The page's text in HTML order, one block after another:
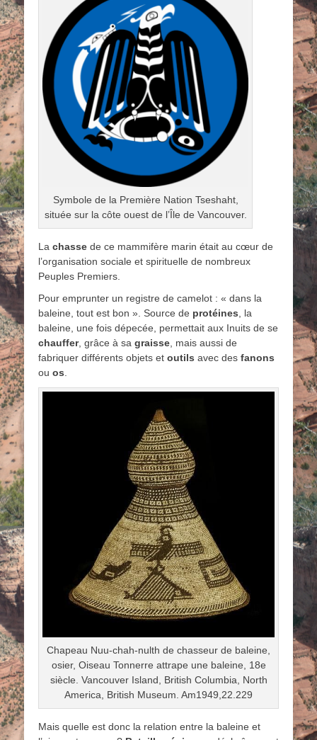
Symbole de la Première Nation Tseshaht,
située sur la côte ouest de l’Île de Vancouver.
La chasse de ce mammifère marin était au cœur de
l’organisation sociale et spirituelle de nombreux
Peuples Premiers.
Pour emprunter un registre de camelot : « dans la
baleine, tout est bon ». Source de protéines, la
baleine, une fois dépecée, permettait aux Inuits de se
chauffer, grâce à sa graisse, mais aussi de
fabriquer différents objets et outils avec des fanons
ou os.
Chapeau Nuu-chah-nulth de chasseur de baleine,
osier, Oiseau Tonnerre attrape une baleine, 18e
siècle. Vancouver Island, British Columbia, North
America, British Museum. Am1949,22.229
Mais quelle est donc la relation entre la baleine et